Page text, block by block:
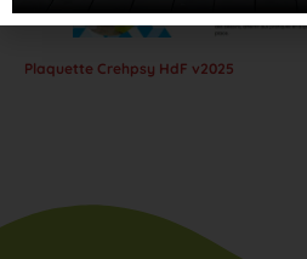
Plaquette Crehpsy HdF v2025